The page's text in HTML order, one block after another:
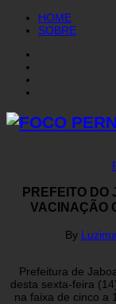
HOME
SOBRE
PREFEITO DO
VACINAÇÃO
By
Prefeitura de
desta sexta-feira
na faixa de cinco a